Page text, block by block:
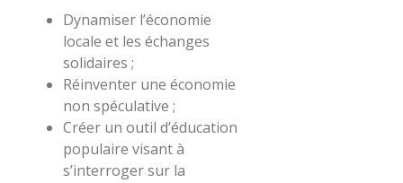
Dynamiser l’économie
locale et les échanges
solidaires ;
Réinventer une économie
non spéculative ;
Créer un outil d’éducation
populaire visant à
s’interroger sur la